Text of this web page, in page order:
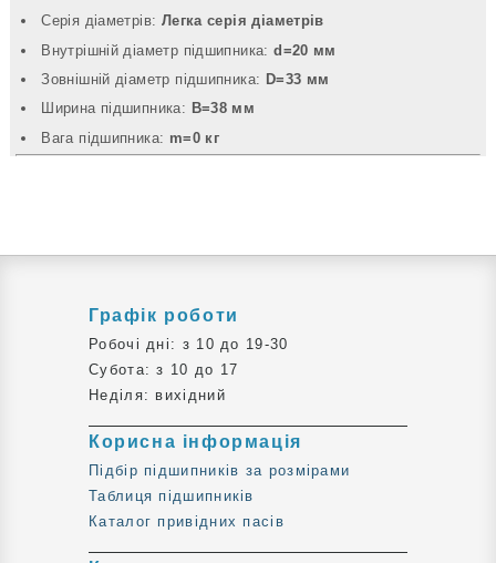
Серія діаметрів: Легка серія діаметрів
Внутрішній діаметр підшипника:d=20 мм
Зовнішній діаметр підшипника: D=33 мм
Ширина підшипника: B=38 мм
Вага підшипника: m=0 кг
Графік роботи
Робочі дні: з 10 до 19-30
Субота: з 10 до 17
Неділя: вихідний
Корисна інформація
Підбір підшипників за розмірами
Таблиця підшипників
Каталог привідних пасів